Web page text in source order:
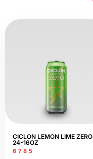
CICLON LEMON LIME ZERO
24-16OZ
6785